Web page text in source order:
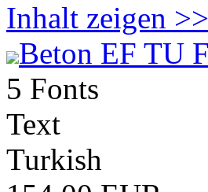
Inhalt zeigen >>
Beton EF TU
5 Fonts
Text
Turkish